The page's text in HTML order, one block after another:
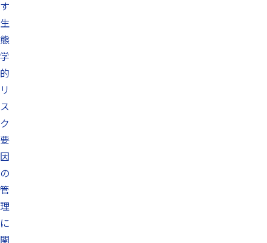
す
生
態
学
的
リ
ス
ク
要
因
の
管
理
に
関